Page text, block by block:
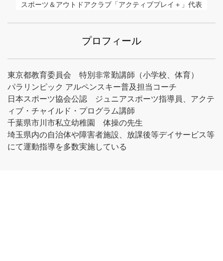
スポーツ＆アウトドアクラブ「アクティブプレイ＋」代表
プロフィール
東京都教育委員会 特別非常勤講師（小学校、体育）
パラリンピック アルペンスキー普及担当コーチ
日本スポーツ協会公認 ジュニアスポーツ指導員、アクテ
ィブ・チャイルド・プログラム講師
千葉県市川市私立幼稚園 体操の先生
埼玉県内の自治体や障害者施設、放課後等デイサービス等
にて運動指導を多数実施している